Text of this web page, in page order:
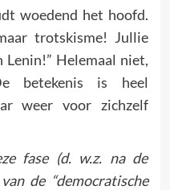
woedend het hoofd.
trotskisme! Jullie
Lenin!” Helemaal niet,
betekenis is heel
weer voor zichzelf
fase (d. w.z. na de
de “democratische